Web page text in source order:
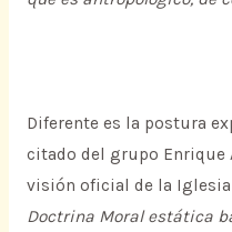
Diferente es la postura
citado del grupo Enrique
visión oficial de la Iglesia
Doctrina Moral estática